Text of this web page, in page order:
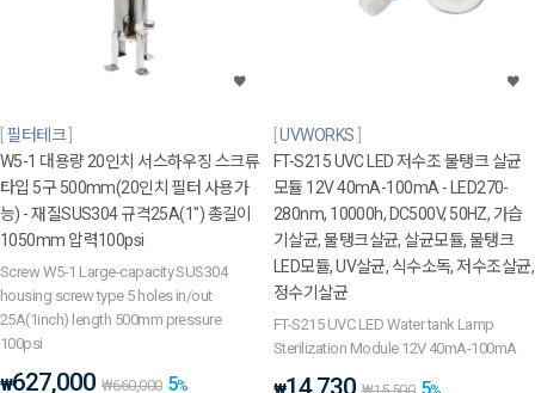
필터테크
W5-1 대용량 20인치 서스하우징 스크류
타입 5구 500mm(20인치 필터 사용가
능) - 재질SUS304 규격25A(1") 총길이
1050mm 압력100psi
Screw W5-1 Large-capacity SUS304
housing screw type 5 holes in/out
25A(1inch) length 500mm pressure
100psi
₩627,000 ₩660,000 5%
UVWORKS
FT-S215 UVC LED 저수조 물탱크 살균
모듈 12V 40mA-100mA - LED270-
280nm, 10000h, DC500V, 50HZ, 가습
기살균, 물탱크살균, 살균모듈, 물탱크
LED모듈, UV살균, 식수소독, 저수조살균,
정수기살균
FT-S215 UVC LED Water tank Lamp
Sterilization Module 12V 40mA-100mA
14,730